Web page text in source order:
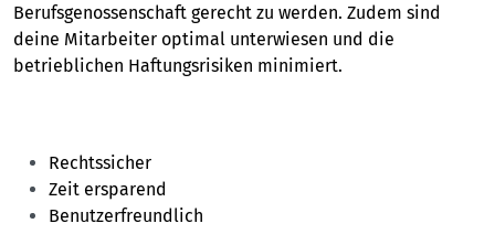
Berufsgenossenschaft gerecht zu werden. Zudem sind
deine Mitarbeiter optimal unterwiesen und die
betrieblichen Haftungsrisiken minimiert.
Rechtssicher
Zeit ersparend
Benutzerfreundlich